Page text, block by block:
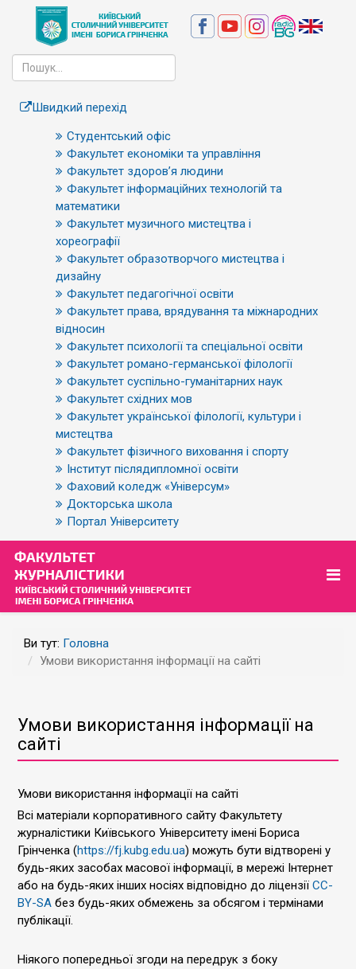
Швидкий перехід
Студентський офіс
Факультет економіки та управління
Факультет здоров’я людини
Факультет інформаційних технологій та
математики
Факультет музичного мистецтва і
хореографії
Факультет образотворчого мистецтва і
дизайну
Факультет педагогічної освіти
Факультет права, врядування та міжнародних
відносин
Факультет психології та спеціальної освіти
Факультет романо-германської філології
Факультет суспільно-гуманітарних наук
Факультет східних мов
Факультет української філології, культури і
мистецтва
Факультет фізичного виховання і спорту
Інститут післядипломної освіти
Фаховий коледж «Універсум»
Докторська школа
Портал Університету
Ви тут: Головна
Умови використання інформації на сайті
Умови використання інформації на
сайті
Умови використання інформації на сайті
Всі матеріали корпоративного сайту Факультету
журналістики Київського Університету імені Бориса
Грінченка (https://fj.kubg.edu.ua) можуть бути відтворені у
будь-яких засобах масової інформації, в мережі Інтернет
або на будь-яких інших носіях відповідно до ліцензії CC-
BY-SA без будь-яких обмежень за обсягом і термінами
публікації.
Ніякого попередньої згоди на передрук з боку